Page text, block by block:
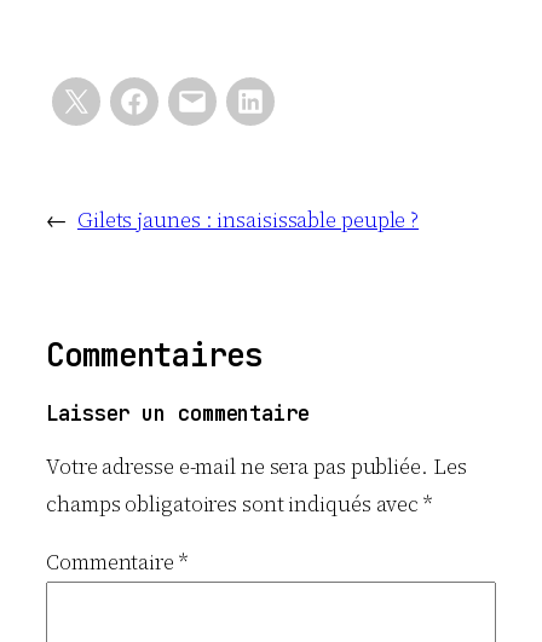
← Gilets jaunes : insaisissable peuple ?
Commentaires
Laisser un commentaire
Votre adresse e-mail ne sera pas publiée. Les
champs obligatoires sont indiqués avec*
Commentaire *